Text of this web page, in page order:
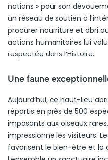
nations » pour son
un réseau de soutien à
procurer nourriture et abri
actions humanitaires lui
respectée dans l’Histoire.
Une faune
Aujourd’hui, ce haut-lieu
répartis en près de 500
imposants aux oiseaux
impressionne les visiteurs.
favorisent le bien-être et la